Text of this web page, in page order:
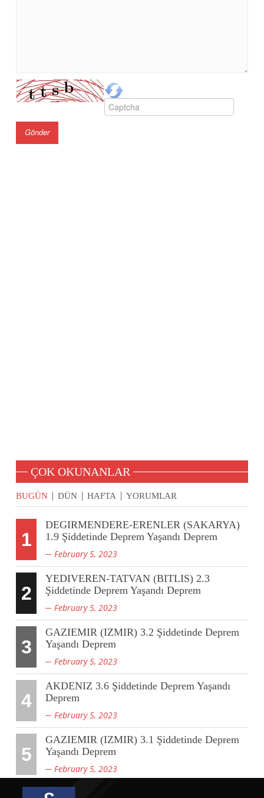
ÇOK OKUNANLAR
BUGÜN DÜN HAFTA YORUMLAR
1
DEGIRMENDERE-ERENLER (SAKARYA)
1.9 Şiddetinde Deprem Yaşandı Deprem
February 5, 2023
2
YEDIVEREN-TATVAN (BITLIS) 2.3
Şiddetinde Deprem Yaşandı Deprem
February 5, 2023
3
GAZIEMIR (IZMIR) 3.2 Şiddetinde Deprem
Yaşandı Deprem
February 5, 2023
4
AKDENIZ 3.6 Şiddetinde Deprem Yaşandı
Deprem
February 5, 2023
5
GAZIEMIR (IZMIR) 3.1 Şiddetinde Deprem
Yaşandı Deprem
February 5, 2023